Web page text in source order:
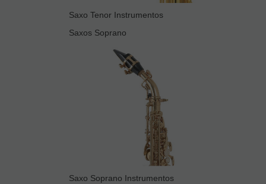
Saxo Tenor Instrumentos
Saxos Soprano
Saxo Soprano Instrumentos